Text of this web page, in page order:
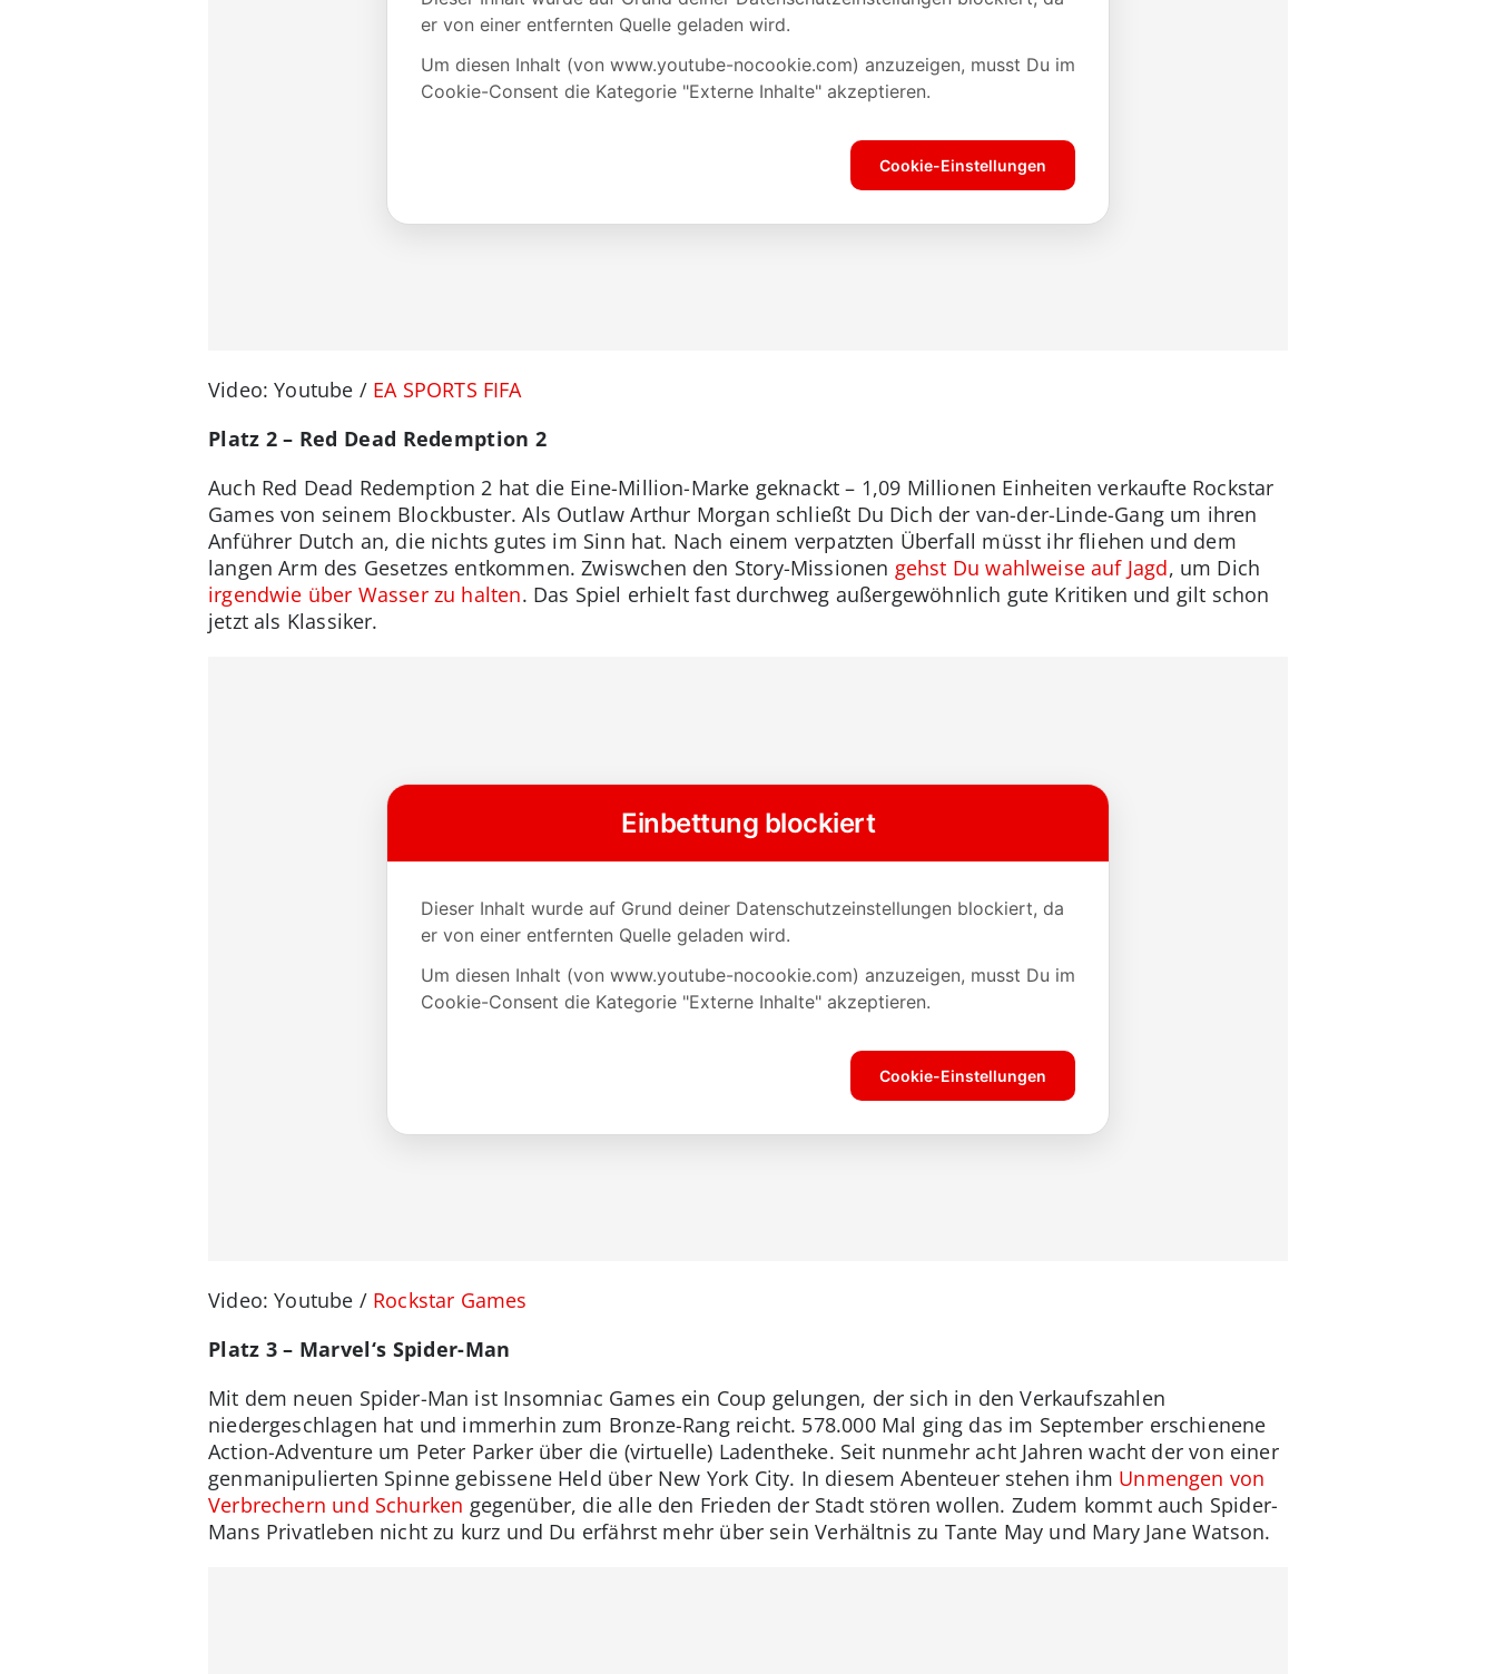
Video: Youtube / EA SPORTS FIFA
Platz 2 – Red Dead Redemption 2
Auch Red Dead Redemption 2 hat die Eine-Million-Marke geknackt – 1,09 Millionen Einheiten verkaufte Rockstar
Games von seinem Blockbuster. Als Outlaw Arthur Morgan schließt Du Dich der van-der-Linde-Gang um ihren
Anführer Dutch an, die nichts gutes im Sinn hat. Nach einem verpatzten Überfall müsst ihr fliehen und dem
langen Arm des Gesetzes entkommen. Zwiswchen den Story-Missionen gehst Du wahlweise auf Jagd, um Dich
irgendwie über Wasser zu halten. Das Spiel erhielt fast durchweg außergewöhnlich gute Kritiken und gilt schon
jetzt als Klassiker.
Video: Youtube / Rockstar Games
Platz 3 – Marvel‘s Spider-Man
Mit dem neuen Spider-Man ist Insomniac Games ein Coup gelungen, der sich in den Verkaufszahlen
niedergeschlagen hat und immerhin zum Bronze-Rang reicht. 578.000 Mal ging das im September erschienene
Action-Adventure um Peter Parker über die (virtuelle) Ladentheke. Seit nunmehr acht Jahren wacht der von einer
genmanipulierten Spinne gebissene Held über New York City. In diesem Abenteuer stehen ihm Unmengen von
Verbrechern und Schurken gegenüber, die alle den Frieden der Stadt stören wollen. Zudem kommt auch Spider-
Mans Privatleben nicht zu kurz und Du erfährst mehr über sein Verhältnis zu Tante May und Mary Jane Watson.